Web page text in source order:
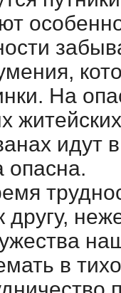
На
идут
опасна.
другу,
в